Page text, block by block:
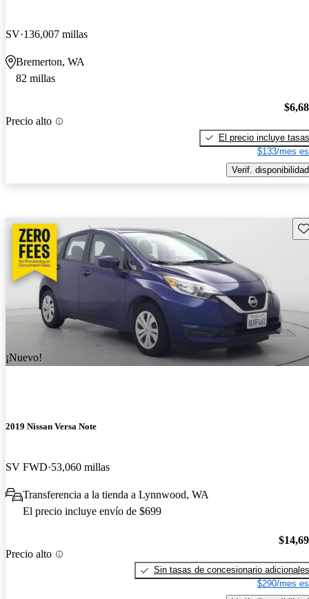
SV 136,007 millas
Bremerton, WA
82 millas
Precio alto
El precio incluye tasas
$133/mes
Verif. disponibilidad
¡Nuevo!
2019 Nissan Versa Note
SV FWD 53,060 millas
Transferencia a la tienda a Lynnwood, WA
El precio incluye envío de $699
Precio alto
Sin tasas de concesionario adicionales
$290/mes